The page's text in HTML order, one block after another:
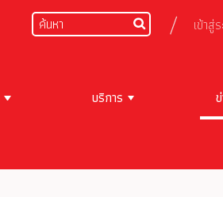
เข้าสู่
บริการ